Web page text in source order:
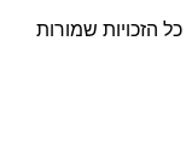
כל הזכויות שמורות